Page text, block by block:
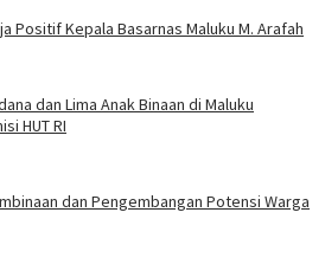
Positif Kepala Basarnas Maluku M. Arafah
dan Lima Anak Binaan di Maluku
HUT RI
dan Pengembangan Potensi Warga